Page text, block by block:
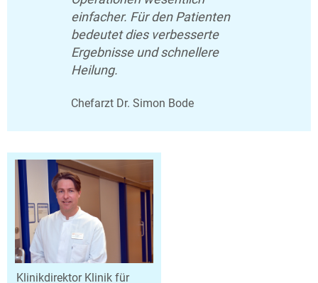
einfacher. Für den Patienten
bedeutet dies verbesserte
Ergebnisse und schnellere
Heilung.
Chefarzt Dr. Simon Bode
Klinikdirektor Klinik für